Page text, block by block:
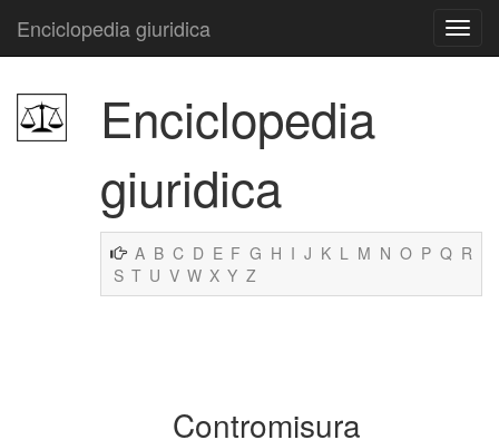
Enciclopedia giuridica
Enciclopedia
giuridica
A B C D E F G H I J K L M N O P Q R
S T U V W X Y Z
Contromisura